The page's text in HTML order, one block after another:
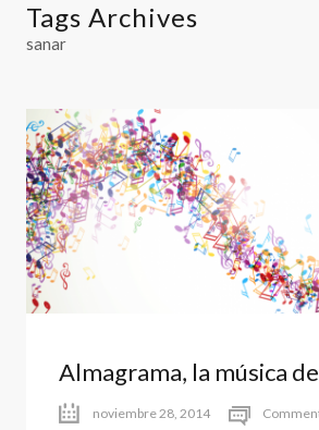
Tags Archives
sanar
Almagrama, la música
noviembre 28, 2014